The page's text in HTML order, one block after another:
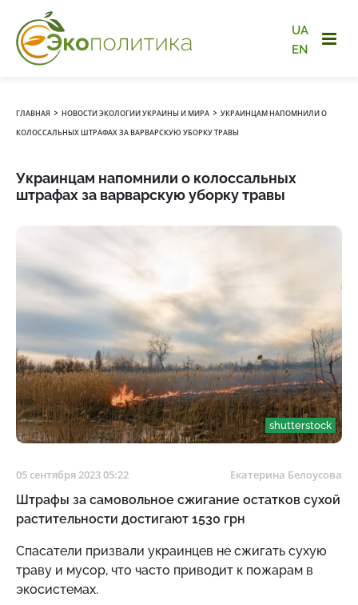
UA
EN
ГЛАВНАЯ › НОВОСТИ ЭКОЛОГИИ УКРАИНЫ И МИРА › УКРАИНЦАМ НАПОМНИЛИ О
КОЛОССАЛЬНЫХ ШТРАФАХ ЗА ВАРВАРСКУЮ УБОРКУ ТРАВЫ
Украинцам напомнили о колоссальных
штрафах за варварскую уборку травы
shutterstock
05 сентября 2023 05:22 Екатерина Белоусова
Штрафы за самовольное сжигание остатков сухой
растительности достигают 1530 грн
Спасатели призвали украинцев не сжигать сухую
траву и мусор, что часто приводит к пожарам в
экосистемах.